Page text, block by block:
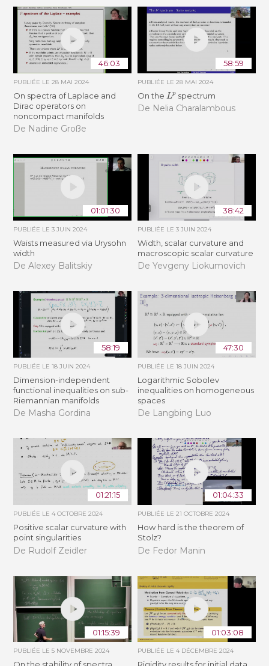
46:03
PUBLIÉE LE28 MAI 2024
On spectra of Laplace and
Dirac operators on
noncompact manifolds
De Nadine Große
58:59
PUBLIÉE LE 28 MAI 2024
On the Lpspectrum
De Nelia Charalambous
01:01:30
PUBLIÉE LE3 JUIN 2024
Waists measured via Urysohn
width
De Alexey Balitskiy
38:42
PUBLIÉE LE 3 JUIN 2024
Width, scalar curvature and
macroscopic scalar curvature
De Yevgeny Liokumovich
58:19
PUBLIÉE LE18 JUIN 2024
Dimension-independent
functional inequalities on sub-
Riemannian manifolds
De Masha Gordina
47:30
PUBLIÉE LE 18 JUIN 2024
Logarithmic Sobolev
inequalities on homogeneous
spaces
De Langbing Luo
01:21:15
PUBLIÉE LE4 OCTOBRE 2024
Positive scalar curvature with
point singularities
De Rudolf Zeidler
01:04:33
PUBLIÉE LE 21 OCTOBRE 2024
How hard is the theorem of
Stolz?
De Fedor Manin
01:15:39
PUBLIÉE LE5 NOVEMBRE 2024
01:03:08
PUBLIÉE LE 4 DÉCEMBRE 2024